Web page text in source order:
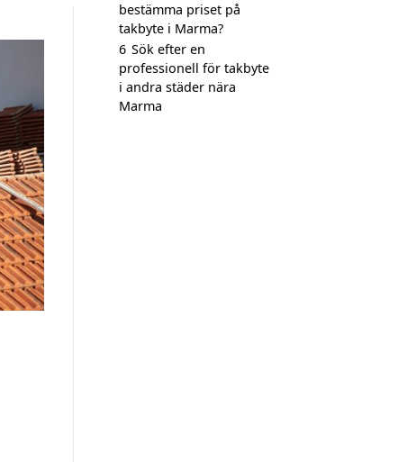
bestämma priset på
takbyte i Marma?
6 Sök efter en
professionell för takbyte
i andra städer nära
Marma